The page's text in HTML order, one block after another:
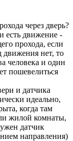
через дверь?
есть движение -
прохода, если
движения нет, то
человека и один
пошевелиться
и датчика
идеально,
когда там
жилой комнаты,
датчик
направления)